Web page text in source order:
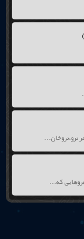
نرو،نروخان...
که...